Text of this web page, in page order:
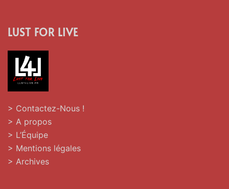
LUST FOR LIVE
> Contactez-Nous !
> A propos
> L’Équipe
> Mentions légales
> Archives